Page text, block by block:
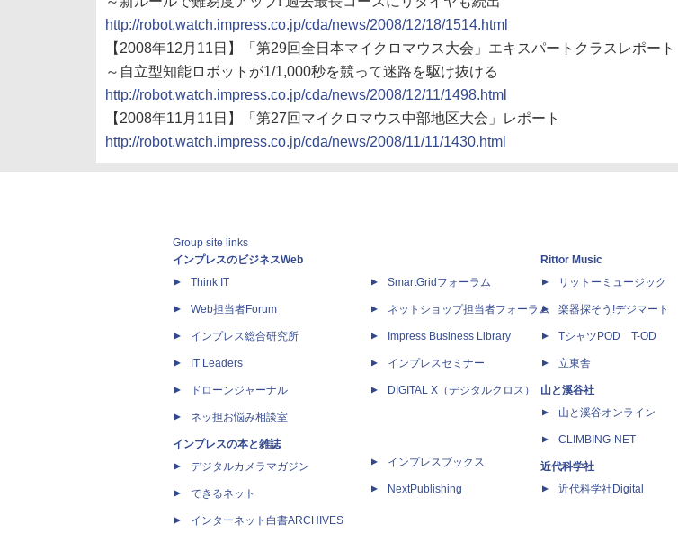
http://robot.watch.impress.co.jp/cda/news/2008/12/18/1514.html
【2008年12月11日】「第29回全日本マイクロマウス大会」エキスパートクラスレポート
～自立型知能ロボットが1/1,000秒を競って迷路を駆け抜ける
http://robot.watch.impress.co.jp/cda/news/2008/12/11/1498.html
【2008年11月11日】「第27回マイクロマウス中部地区大会」レポート
http://robot.watch.impress.co.jp/cda/news/2008/11/11/1430.html
Group site links
インプレスのビジネスWeb
Think IT
Web担当者Forum
インプレス総合研究所
IT Leaders
ドローンジャーナル
ネッ担お悩み相談室
インプレスの本と雑誌
デジタルカメラマガジン
できるネット
インターネット白書ARCHIVES
SmartGridフォーラム
ネットショップ担当者フォーラム
Impress Business Library
インプレスセミナー
DIGITAL X（デジタルクロス）
インプレスブックス
NextPublishing
Rittor Music
リットーミュージック
楽器探そう!デジマート
TシャツPOD T-OD
立東舎
山と溪谷社
山と溪谷オンライン
CLIMBING-NET
近代科学社
近代科学社Digital